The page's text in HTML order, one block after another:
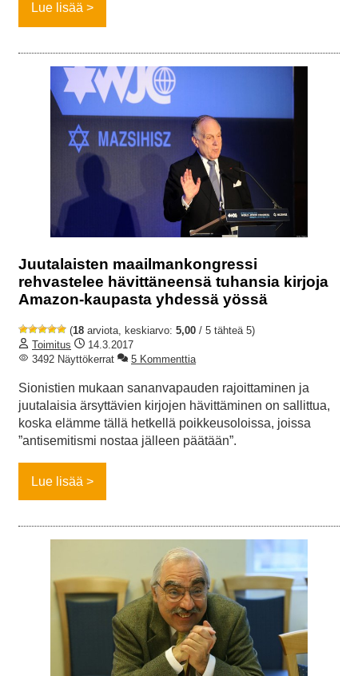
Lue lisää
Juutalaisten maailmankongressi
rehvastelee hävittäneensä tuhansia kirjoja
Amazon-kaupasta yhdessä yössä
(18 arviota, keskiarvo: 5,00 / 5 tähteä 5)
Toimitus
14.3.2017
3492 Näyttökerrat
5 Kommenttia
Sionistien mukaan sananvapauden rajoittaminen ja
juutalaisia ärsyttävien kirjojen hävittäminen on sallittua,
koska elämme tällä hetkellä poikkeusoloissa, joissa
”antisemitismi nostaa jälleen päätään”.
Lue lisää